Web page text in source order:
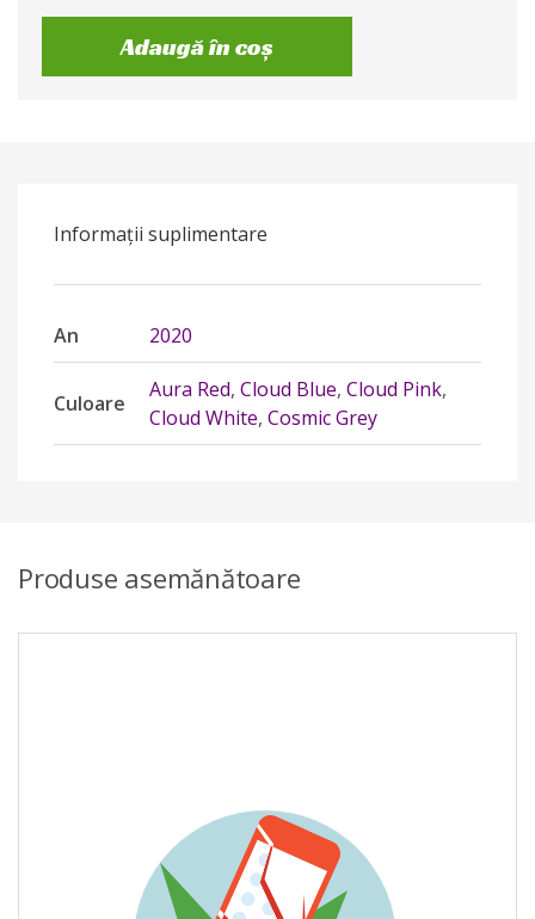
Adaugă în coș
Informații suplimentare
An 2020
Culoare
Aura Red, Cloud Blue, Cloud Pink,
Cloud White, Cosmic Grey
Produse asemănătoare